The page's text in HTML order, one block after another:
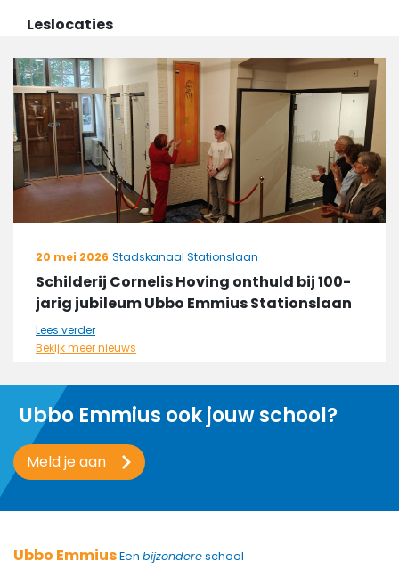
Leslocaties
20 mei 2026 Stadskanaal Stationslaan
Schilderij Cornelis Hoving onthuld bij 100-
jarig jubileum Ubbo Emmius Stationslaan
Lees verder
Bekijk meer nieuws
Ubbo Emmius ook jouw school?
Meld je aan
Ubbo EmmiusEen bijzondereschool